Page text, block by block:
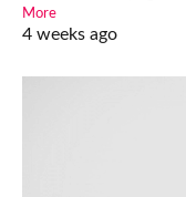
More
4 weeks ago